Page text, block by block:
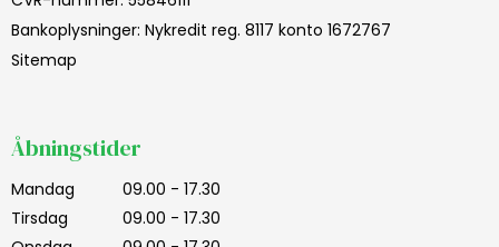
Bankoplysninger: Nykredit reg. 8117 konto 1672767
Sitemap
Åbningstider
Mandag
09.00 - 17.30
Tirsdag
09.00 - 17.30